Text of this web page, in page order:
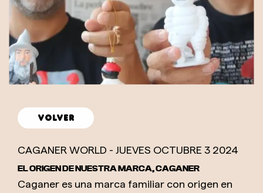
volver
CAGANER WORLD - JUEVES OCTUBRE 3 2024
EL ORIGEN DE NUESTRA MARCA, CAGANER
Caganer es una marca familiar con origen en